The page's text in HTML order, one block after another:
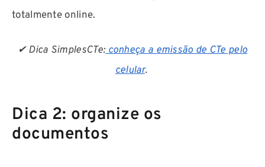
totalmente online.
✔ Dica SimplesCTe:conheça a emissão de CTe pelo
celular.
Dica 2: organize os
documentos